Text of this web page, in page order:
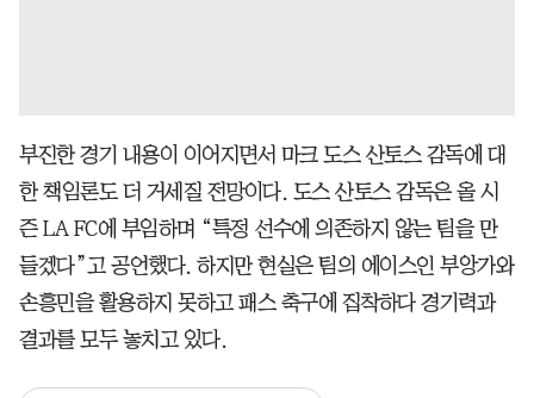
부진한 경기 내용이 이어지면서 마크 도스 산토스 감독에 대
한 책임론도 더 거세질 전망이다. 도스 산토스 감독은 올 시
즌 LA FC에 부임하며 “특정 선수에 의존하지 않는 팀을 만
들겠다”고 공언했다. 하지만 현실은 팀의 에이스인 부앙가와
손흥민을 활용하지 못하고 패스 축구에 집착하다 경기력과
결과를 모두 놓치고 있다.